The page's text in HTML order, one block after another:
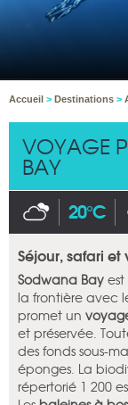
Accueil > Destinations >
VOYAGE
BAY
20°C
Séjour, safari
Sodwana Bay
la frontière avec
promet un
et préservée.
des fonds sous-
éponges. La
répertorié 1 200